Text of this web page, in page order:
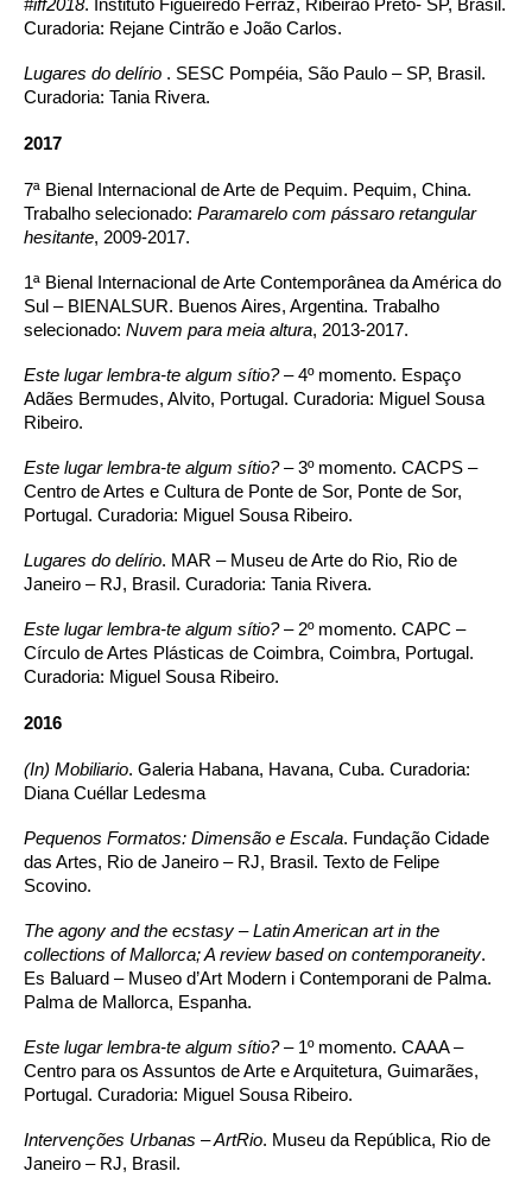
#iff2018. Instituto Figueiredo Ferraz, Ribeirão Preto- SP, Brasil.
Curadoria: Rejane Cintrão e João Carlos.
Lugares do delírio . SESC Pompéia, São Paulo – SP, Brasil.
Curadoria: Tania Rivera.
2017
7ª Bienal Internacional de Arte de Pequim. Pequim, China.
Trabalho selecionado: Paramarelo com pássaro retangular
hesitante, 2009-2017.
1ª Bienal Internacional de Arte Contemporânea da América do
Sul – BIENALSUR. Buenos Aires, Argentina. Trabalho
selecionado: Nuvem para meia altura, 2013-2017.
Este lugar lembra-te algum sítio?– 4º momento. Espaço
Adães Bermudes, Alvito, Portugal. Curadoria: Miguel Sousa
Ribeiro.
Este lugar lembra-te algum sítio?– 3º momento. CACPS –
Centro de Artes e Cultura de Ponte de Sor, Ponte de Sor,
Portugal. Curadoria: Miguel Sousa Ribeiro.
Lugares do delírio. MAR – Museu de Arte do Rio, Rio de
Janeiro – RJ, Brasil. Curadoria: Tania Rivera.
Este lugar lembra-te algum sítio?– 2º momento. CAPC –
Círculo de Artes Plásticas de Coimbra, Coimbra, Portugal.
Curadoria: Miguel Sousa Ribeiro.
2016
(In) Mobiliario. Galeria Habana, Havana, Cuba. Curadoria:
Diana Cuéllar Ledesma
Pequenos Formatos: Dimensão e Escala. Fundação Cidade
das Artes, Rio de Janeiro – RJ, Brasil. Texto de Felipe
Scovino.
The agony and the ecstasy – Latin American art in the
collections of Mallorca; A review based on contemporaneity.
Es Baluard – Museo d’Art Modern i Contemporani de Palma.
Palma de Mallorca, Espanha.
Este lugar lembra-te algum sítio?– 1º momento. CAAA –
Centro para os Assuntos de Arte e Arquitetura, Guimarães,
Portugal. Curadoria: Miguel Sousa Ribeiro.
Intervenções Urbanas – ArtRio. Museu da República, Rio de
Janeiro – RJ, Brasil.